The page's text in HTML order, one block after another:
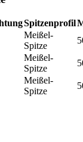
Spitzenprofil
Meißel-
Spitze
Meißel-
Spitze
Meißel-
Spitze